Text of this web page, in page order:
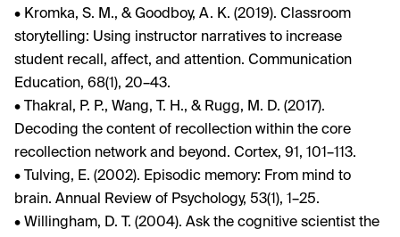
• Kromka, S. M., & Goodboy, A. K. (2019). Classroom
storytelling: Using instructor narratives to increase
student recall, affect, and attention. Communication
Education, 68(1), 20–43.
• Thakral, P. P., Wang, T. H., & Rugg, M. D. (2017).
Decoding the content of recollection within the core
recollection network and beyond. Cortex, 91, 101–113.
• Tulving, E. (2002). Episodic memory: From mind to
brain. Annual Review of Psychology, 53(1), 1–25.
• Willingham, D. T. (2004). Ask the cognitive scientist the